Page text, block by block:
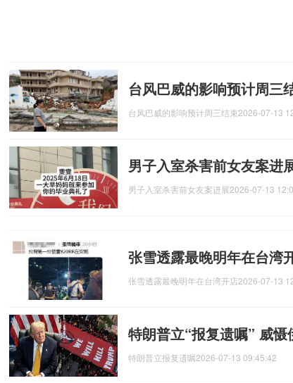
台风巴威的影响预计周三
台风巴威的影响预计周三结束2026-07-13
男子入室杀害前女友案进
男子入室杀害前女友案进展2026-07-13
张雪透露最晚明年在台湾
张雪透露最晚明年在台湾开店2026-07-13
特朗普立“报复遗嘱” 威慑
特朗普立报复遗嘱2026-07-13 09:45:42